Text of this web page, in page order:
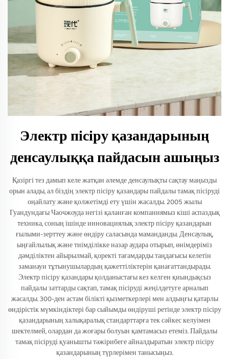
Электр пісіру қазандарының
денсаулыққа пайдасын ашыңыз
Қазіргі тез дамып келе жатқан әлемде денсаулықты сақтау маңызды
орын алады, ал біздің электр пісіру қазандары пайдалы тамақ пісіруді
оңайлату және қолжетімді ету үшін жасалды. 2005 жылы
Гуандундағы Чаочжоуда негізі қаланған компаниямыз кіші аспаздық
техника, соның ішінде инновациялық электр пісіру қазандарын
ғылыми-зерттеу және өндіру саласында маманданды. Денсаулық,
ыңғайлылық және тиімділікке назар аудара отырып, өнімдеріміз
дәмділіктен айырылмай, қоректі тағамдарды таңдағысы келетін
заманауи тұтынушылардың қажеттіліктерін қанағаттандырады.
Электр пісіру қазандары қолданыстағы кез келген қиындықсыз
пайдалы заттарды сақтап, тамақ пісіруді жеңілдетуге арналып
жасалды. 300-ден астам білікті қызметкерлері мен алдыңғы қатарлы
өндірістік мүмкіндіктері бар сыйымды өндіруші ретінде электр пісіру
қазандарының халықаралық стандарттарға тек сәйкес келуімен
шектелмей, олардан да жоғары болуын қамтамасыз етеміз. Пайдалы
тамақ пісіруді қуанышты тәжірибеге айналдыратын электр пісіру
қазандарының түрлерімен танысыңыз.